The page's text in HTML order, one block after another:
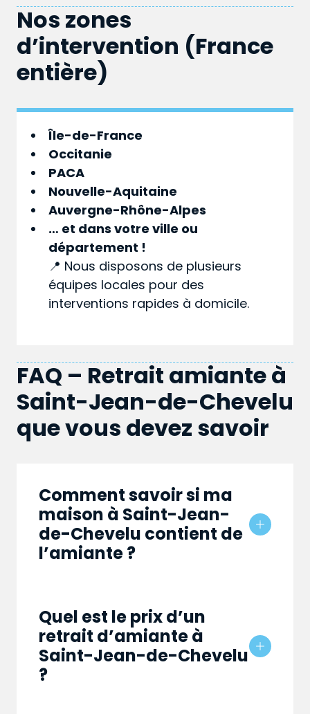
Nos zones
d’intervention (France
entière)
Île-de-France
Occitanie
PACA
Nouvelle-Aquitaine
Auvergne-Rhône-Alpes
… et dans votreville ou
département !
📍 Nous disposons de plusieurs
équipes locales pour des
interventions rapides à domicile.
FAQ – Retrait amiante à
Saint-Jean-de-Chevelu
que vous devez savoir
Comment savoir si ma
maison à Saint-Jean-
de-Chevelu contient de
l’amiante ?
Quel est le prix d’un
retrait d’amiante à
Saint-Jean-de-Chevelu
?